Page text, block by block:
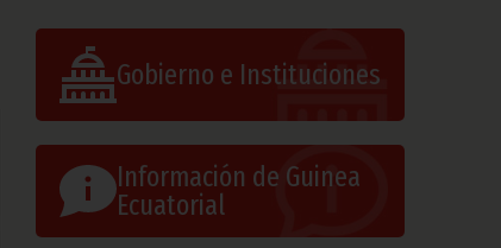
Gobierno e Instituciones
Información de Guinea
Ecuatorial